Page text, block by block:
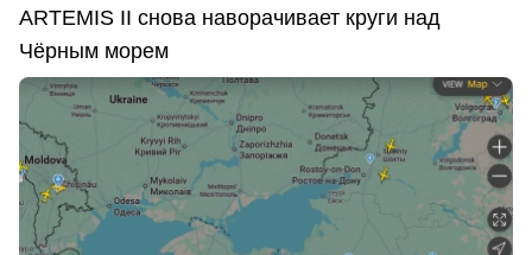
ARTEMIS II снова наворачивает круги над
Чёрным морем